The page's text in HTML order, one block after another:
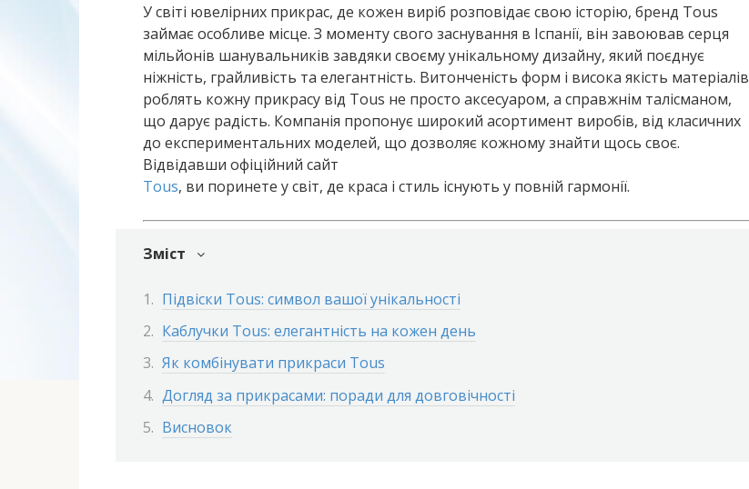
У світі ювелірних прикрас, де кожен виріб розповідає свою історію, бренд Tous
займає особливе місце. З моменту свого заснування в Іспанії, він завоював серця
мільйонів шанувальників завдяки своєму унікальному дизайну, який поєднує
ніжність, грайливість та елегантність. Витонченість форм і висока якість матеріалів
роблять кожну прикрасу від Tous не просто аксесуаром, а справжнім талісманом,
що дарує радість. Компанія пропонує широкий асортимент виробів, від класичних
до експериментальних моделей, що дозволяє кожному знайти щось своє.
Відвідавши офіційний сайт
Tous, ви поринете у світ, де краса і стиль існують у повній гармонії.
Зміст
Підвіски Tous: символ вашої унікальності
Каблучки Tous: елегантність на кожен день
Як комбінувати прикраси Tous
Догляд за прикрасами: поради для довговічності
Висновок